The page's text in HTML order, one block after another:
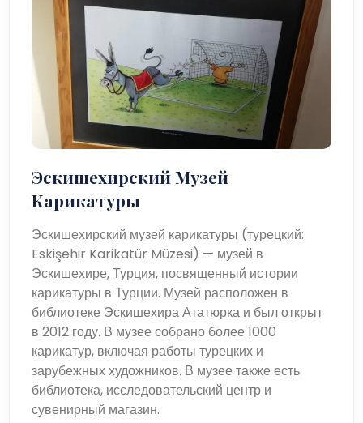
Эскишехирский Музей
Карикатуры
Эскишехирский музей карикатуры (турецкий:
Eskişehir Karikatür Müzesi) — музей в
Эскишехире, Турция, посвященный истории
карикатуры в Турции. Музей расположен в
библиотеке Эскишехира Ататюрка и был открыт
в 2012 году. В музее собрано более 1000
карикатур, включая работы турецких и
зарубежных художников. В музее также есть
библиотека, исследовательский центр и
сувенирный магазин.